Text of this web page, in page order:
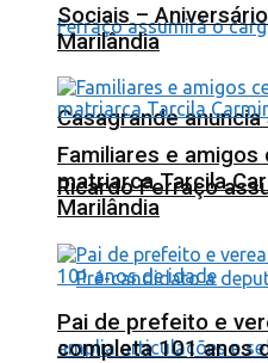
Casagrande
Ricardo Ferraço
Sociais –
Marilândia
Familiares e
matriarca Tarcila
Marilândia
Pai de prefeito e
completa 101 anos